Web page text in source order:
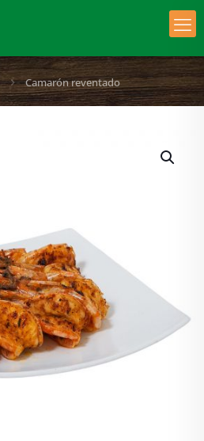
Camarón reventado